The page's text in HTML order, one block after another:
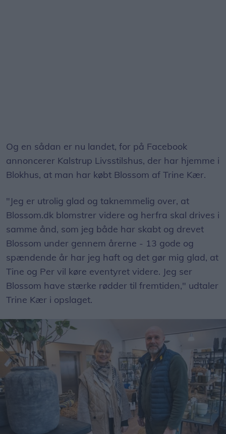
Og en sådan er nu landet, for på Facebook
annoncerer Kalstrup Livsstilshus, der har hjemme i
Blokhus, at man har købt Blossom af Trine Kær.
"Jeg er utrolig glad og taknemmelig over, at
Blossom.dk blomstrer videre og herfra skal drives i
samme ånd, som jeg både har skabt og drevet
Blossom under gennem årerne - 13 gode og
spændende år har jeg haft og det gør mig glad, at
Tine og Per vil køre eventyret videre. Jeg ser
Blossom have stærke rødder til fremtiden," udtaler
Trine Kær i opslaget.